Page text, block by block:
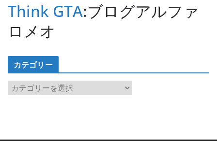
Think GTA:ブログアルファ
ロメオ
カテゴリー
カ
テ